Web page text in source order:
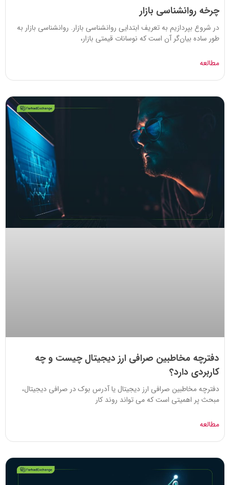
چرخه روانشناسی بازار
در شروع بپردازیم به تعریف ابتدایی روانشناسی بازار. روانشناسی بازار به
طور ساده بیان‌گر آن است که نوسانات قیمتی بازار،
مطالعه
دفترچه مخاطبین صرافی ارز دیجیتال چیست و چه
کاربردی دارد؟
دفترچه مخاطبین صرافی ارز دیجیتال یا آدرس بوک در صرافی دیجیتال،
مبحث پر اهمیتی است که می تواند روند کار
مطالعه